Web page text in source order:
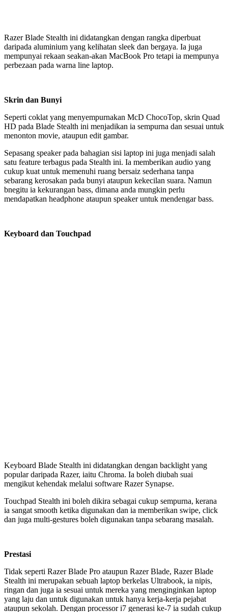
Razer Blade Stealth ini didatangkan dengan rangka diperbuat
daripada aluminium yang kelihatan sleek dan bergaya. Ia juga
mempunyai rekaan seakan-akan MacBook Pro tetapi ia mempunya
perbezaan pada warna line laptop.
Skrin dan Bunyi
Seperti coklat yang menyempurnakan McD ChocoTop, skrin Quad
HD pada Blade Stealth ini menjadikan ia sempurna dan sesuai untuk
menonton movie, ataupun edit gambar.
Sepasang speaker pada bahagian sisi laptop ini juga menjadi salah
satu feature terbagus pada Stealth ini. Ia memberikan audio yang
cukup kuat untuk memenuhi ruang bersaiz sederhana tanpa
sebarang kerosakan pada bunyi ataupun kekecilan suara. Namun
bnegitu ia kekurangan bass, dimana anda mungkin perlu
mendapatkan headphone ataupun speaker untuk mendengar bass.
Keyboard dan Touchpad
Keyboard Blade Stealth ini didatangkan dengan backlight yang
popular daripada Razer, iaitu Chroma. Ia boleh diubah suai
mengikut kehendak melalui software Razer Synapse.
Touchpad Stealth ini boleh dikira sebagai cukup sempurna, kerana
ia sangat smooth ketika digunakan dan ia memberikan swipe, click
dan juga multi-gestures boleh digunakan tanpa sebarang masalah.
Prestasi
Tidak seperti Razer Blade Pro ataupun Razer Blade, Razer Blade
Stealth ini merupakan sebuah laptop berkelas Ultrabook, ia nipis,
ringan dan juga ia sesuai untuk mereka yang menginginkan laptop
yang laju dan untuk digunakan untuk hanya kerja-kerja pejabat
ataupun sekolah. Dengan processor i7 generasi ke-7 ia sudah cukup